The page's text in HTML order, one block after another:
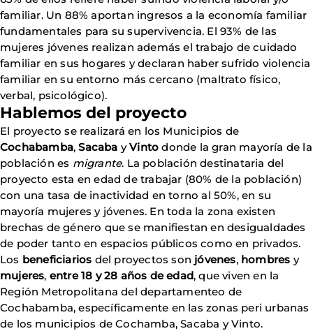
familiar. Un 88% aportan ingresos a la economía familiar
fundamentales para su supervivencia. El 93% de las
mujeres jóvenes realizan además el trabajo de cuidado
familiar en sus hogares y declaran haber sufrido violencia
familiar en su entorno más cercano (maltrato físico,
verbal, psicológico).
Hablemos del proyecto
El proyecto se realizará en los Municipios de
Cochabamba,Sacaba yVintodonde la gran mayoría de la
población es migrante. La población destinataria del
proyecto esta en edad de trabajar (80% de la población)
con una tasa de inactividad en torno al 50%, en su
mayoría mujeres y jóvenes. En toda la zona existen
brechas de género que se manifiestan en desigualdades
de poder tanto en espacios públicos como en privados.
Los beneficiarios del proyectos son jóvenes, hombres y
mujeres, entre 18 y 28 años de edad, que viven en la
Región Metropolitana del departamenteo de
Cochabamba, específicamente en las zonas peri urbanas
de los municipios de Cochamba, Sacaba y Vinto.